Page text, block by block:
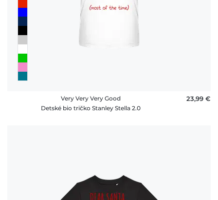
Very Very Very Good
Detské bio tričko Stanley Stella 2.0
23,99 €